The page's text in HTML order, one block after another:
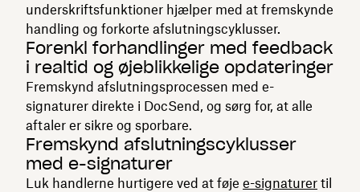
underskriftsfunktioner hjælper med at fremskynde
handling og forkorte afslutningscyklusser.
Forenkl forhandlinger med feedback
i realtid og øjeblikkelige opdateringer
Fremskynd afslutningsprocessen med e-
signaturer direkte i DocSend, og sørg for, at alle
aftaler er sikre og sporbare.
Fremskynd afslutningscyklusser
med e-signaturer
Luk handlerne hurtigere ved at føje e-signaturer til